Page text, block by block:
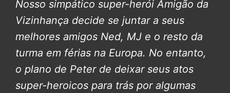
Nosso simpático super-herói Amigão da
Vizinhança decide se juntar a seus
melhores amigos Ned, MJ e o resto da
turma em férias na Europa. No entanto,
o plano de Peter de deixar seus atos
super-heroicos para trás por algumas